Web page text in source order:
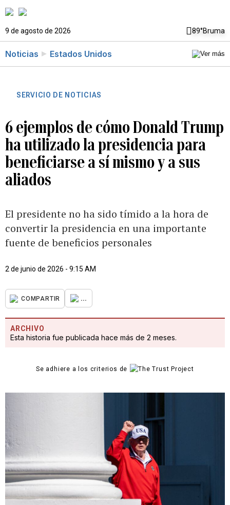
9 de agosto de 2026 89°Bruma
Noticias Estados Unidos
SERVICIO DE NOTICIAS
6 ejemplos de cómo Donald Trump
ha utilizado la presidencia para
beneficiarse a sí mismo y a sus
aliados
El presidente no ha sido tímido a la hora de
convertir la presidencia en una importante
fuente de beneficios personales
2 de junio de 2026 - 9:15 AM
COMPARTIR ...
ARCHIVO
Esta historia fue publicada hace más de 2 meses.
Se adhiere a los criterios de